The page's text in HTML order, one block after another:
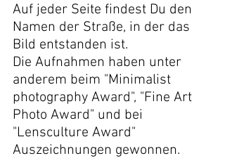
Auf jeder Seite findest Du den
Namen der Straße, in der das
Bild entstanden ist.
Die Aufnahmen haben unter
anderem beim "Minimalist
photography Award", "Fine Art
Photo Award" und bei
"Lensculture Award"
Auszeichnungen gewonnen.